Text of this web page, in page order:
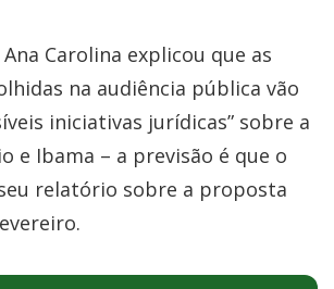
Carolina explicou que as
na audiência pública vão
iniciativas jurídicas” sobre a
e Ibama – a previsão é que o
relatório sobre a proposta